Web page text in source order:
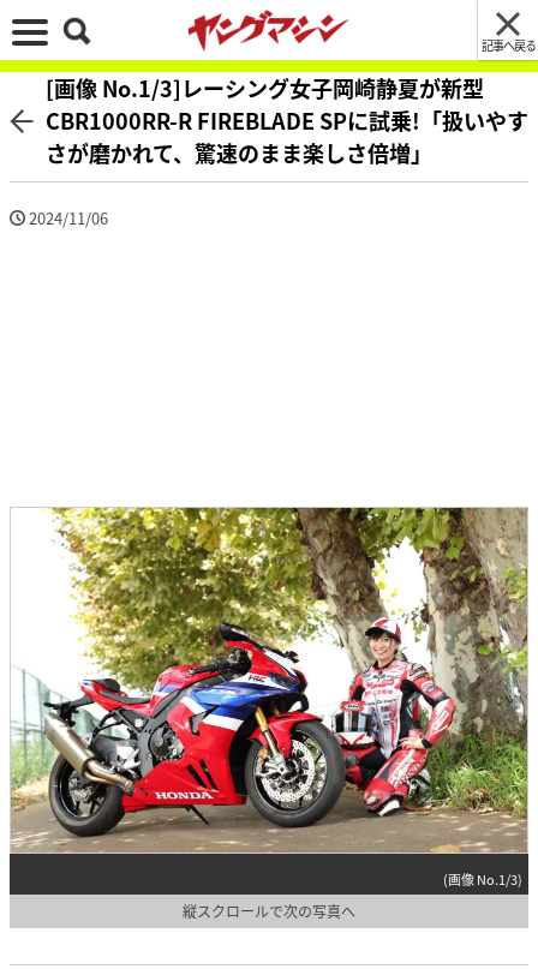
記事へ戻る
[画像 No.1/3]レーシング女子岡崎静夏が新型
CBR1000RR-R FIREBLADE SPに試乗!「扱いやす
さが磨かれて、驚速のまま楽しさ倍増」
2024/11/06
(画像 No.1/3)
縦スクロールで次の写真へ